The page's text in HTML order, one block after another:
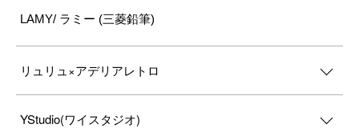
LAMY/ ラミー (三菱鉛筆)
リュリュ×アデリアレトロ
YStudio(ワイスタジオ)